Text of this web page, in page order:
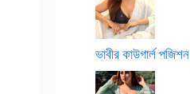
ভাবীর কাউগার্ল পজিশন